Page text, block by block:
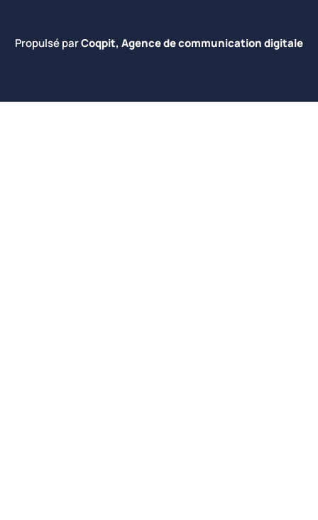
Propulsé parCoqpit, Agence de communication digitale